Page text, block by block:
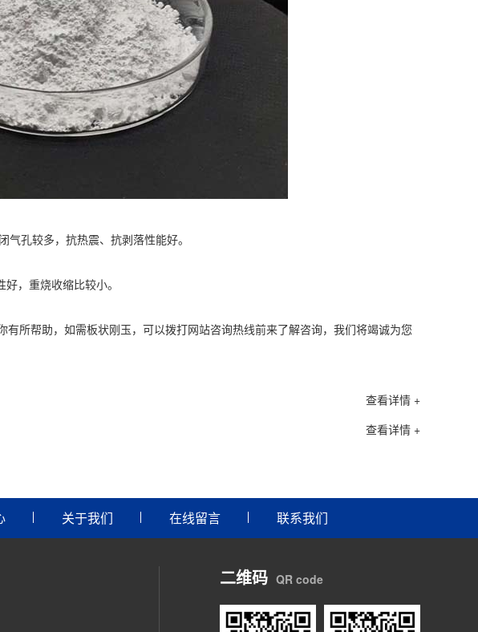
孔较多，抗热震、抗剥落性能好。
，重烧收缩比较小。
有所帮助，如需板状刚玉，可以拨打网站咨询热线前来了解咨询，我们将竭诚为您
查看详情 +
查看详情 +
关于我们 在线留言 联系我们
二维码 QR code